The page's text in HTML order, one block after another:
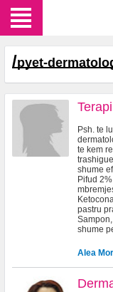
/pyet-
Psh. te
te kem
shume
Pifud
pastru
shume
Alea